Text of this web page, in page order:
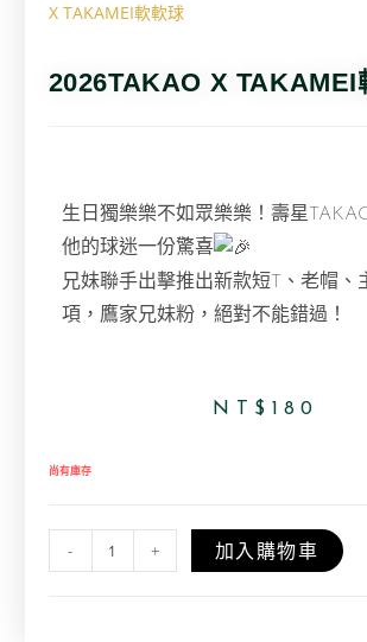
X TAKAMEI軟軟球
2026TAKAO X TAKAMEI
生日獨樂樂不如眾樂樂！壽星
他的球迷一份驚喜
兄妹聯手出擊推出新款短T、老帽、
項，鷹家兄妹粉，絕對不能錯過！
NT$ 180
尚有庫存
- + 加入購物車